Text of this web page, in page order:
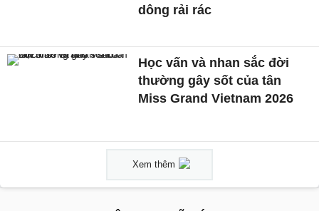
dông rải rác
Học vấn và nhan sắc đời
thường gây sốt của tân
Miss Grand Vietnam 2026
Xem thêm